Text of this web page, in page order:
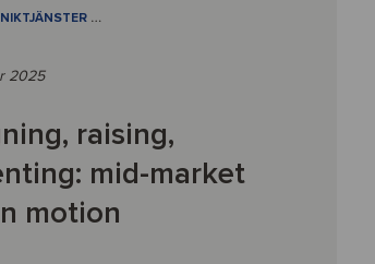
…
2025
raising,
mid-market
motion